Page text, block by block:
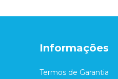
Informações
Termos de Garantia